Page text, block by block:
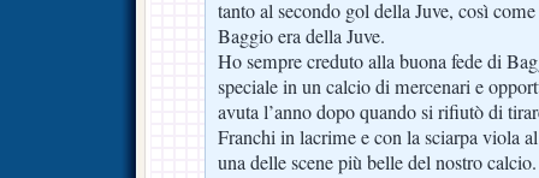
tanto al secondo gol della Juve, così
Baggio era della Juve.
Ho sempre creduto alla buona fede di
speciale in un calcio di mercenari e
avuta l’anno dopo quando si rifiutò di
Franchi in lacrime e con la sciarpa viola
una delle scene più belle del nostro calcio.